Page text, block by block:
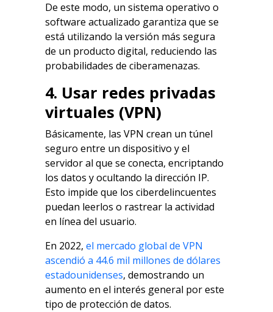
De este modo, un sistema operativo o
software actualizado garantiza que se
está utilizando la versión más segura
de un producto digital, reduciendo las
probabilidades de ciberamenazas.
4. Usar redes privadas
virtuales (VPN)
Básicamente, las VPN crean un túnel
seguro entre un dispositivo y el
servidor al que se conecta, encriptando
los datos y ocultando la dirección IP.
Esto impide que los ciberdelincuentes
puedan leerlos o rastrear la actividad
en línea del usuario.
En 2022, el mercado global de VPN
ascendió a 44.6 mil millones de dólares
estadounidenses, demostrando un
aumento en el interés general por este
tipo de protección de datos.